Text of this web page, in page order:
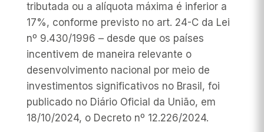
tributada ou a alíquota máxima é inferior a
17%, conforme previsto no art. 24-C da Lei
nº 9.430/1996 – desde que os países
incentivem de maneira relevante o
desenvolvimento nacional por meio de
investimentos significativos no Brasil, foi
publicado no Diário Oficial da União, em
18/10/2024, o Decreto nº 12.226/2024.